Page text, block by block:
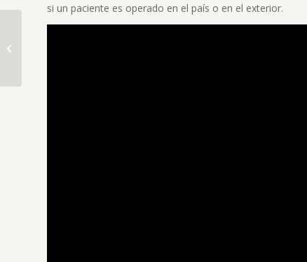
si un paciente es operado en el país o en el exterior.